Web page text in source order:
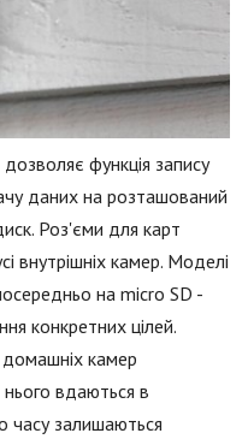
функція запису
даних на розташований
Роз'єми для карт
внутрішніх камер. Моделі
на micro SD -
конкретних цілей.
камер
вдаються в
часу залишаються